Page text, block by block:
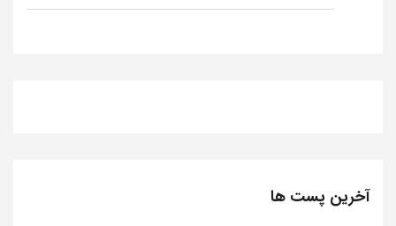
آخرین پست ها